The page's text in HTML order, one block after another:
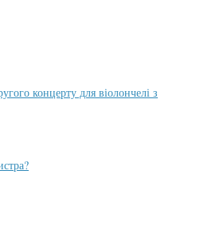
концерту для віолончелі з